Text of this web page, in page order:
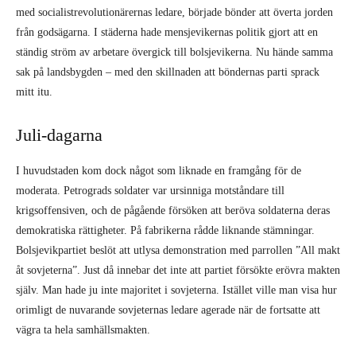
med socialistrevolutionärernas ledare, började bönder att överta jorden
från godsägarna. I städerna hade mensjevikernas politik gjort att en
ständig ström av arbetare övergick till bolsjevikerna. Nu hände samma
sak på landsbygden – med den skillnaden att böndernas parti sprack
mitt itu.
Juli-dagarna
I huvudstaden kom dock något som liknade en framgång för de
moderata. Petrograds soldater var ursinniga motståndare till
krigsoffensiven, och de pågående försöken att beröva soldaterna deras
demokratiska rättigheter. På fabrikerna rådde liknande stämningar.
Bolsjevikpartiet beslöt att utlysa demonstration med parrollen ”All makt
åt sovjeterna”. Just då innebar det inte att partiet försökte erövra makten
själv. Man hade ju inte majoritet i sovjeterna. Istället ville man visa hur
orimligt de nuvarande sovjeternas ledare agerade när de fortsatte att
vägra ta hela samhällsmakten.